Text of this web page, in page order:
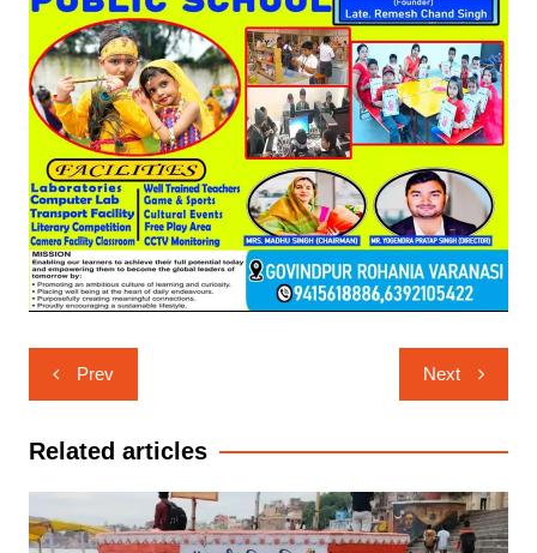
Post
navigation
Prev Next
Related articles